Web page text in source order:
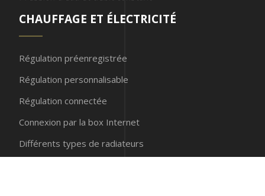
CHAUFFAGE ET ÉLECTRICITÉ
Régulation préenregistrée
Régulation personnalisable
Régulation connectée
Connexion par la box Internet
Différents types de radiateurs